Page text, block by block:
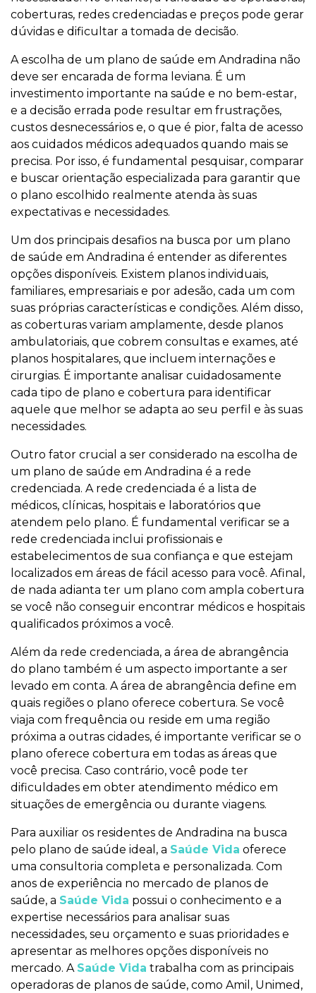
coberturas, redes credenciadas e preços pode gerar
dúvidas e dificultar a tomada de decisão.
A escolha de um plano de saúde em Andradina não
deve ser encarada de forma leviana. É um
investimento importante na saúde e no bem-estar,
e a decisão errada pode resultar em frustrações,
custos desnecessários e, o que é pior, falta de acesso
aos cuidados médicos adequados quando mais se
precisa. Por isso, é fundamental pesquisar, comparar
e buscar orientação especializada para garantir que
o plano escolhido realmente atenda às suas
expectativas e necessidades.
Um dos principais desafios na busca por um plano
de saúde em Andradina é entender as diferentes
opções disponíveis. Existem planos individuais,
familiares, empresariais e por adesão, cada um com
suas próprias características e condições. Além disso,
as coberturas variam amplamente, desde planos
ambulatoriais, que cobrem consultas e exames, até
planos hospitalares, que incluem internações e
cirurgias. É importante analisar cuidadosamente
cada tipo de plano e cobertura para identificar
aquele que melhor se adapta ao seu perfil e às suas
necessidades.
Outro fator crucial a ser considerado na escolha de
um plano de saúde em Andradina é a rede
credenciada. A rede credenciada é a lista de
médicos, clínicas, hospitais e laboratórios que
atendem pelo plano. É fundamental verificar se a
rede credenciada inclui profissionais e
estabelecimentos de sua confiança e que estejam
localizados em áreas de fácil acesso para você. Afinal,
de nada adianta ter um plano com ampla cobertura
se você não conseguir encontrar médicos e hospitais
qualificados próximos a você.
Além da rede credenciada, a área de abrangência
do plano também é um aspecto importante a ser
levado em conta. A área de abrangência define em
quais regiões o plano oferece cobertura. Se você
viaja com frequência ou reside em uma região
próxima a outras cidades, é importante verificar se o
plano oferece cobertura em todas as áreas que
você precisa. Caso contrário, você pode ter
dificuldades em obter atendimento médico em
situações de emergência ou durante viagens.
Para auxiliar os residentes de Andradina na busca
pelo plano de saúde ideal, a Saúde Vida oferece
uma consultoria completa e personalizada. Com
anos de experiência no mercado de planos de
saúde, a Saúde Vida possui o conhecimento e a
expertise necessários para analisar suas
necessidades, seu orçamento e suas prioridades e
apresentar as melhores opções disponíveis no
mercado. A Saúde Vida trabalha com as principais
operadoras de planos de saúde, como Amil, Unimed,